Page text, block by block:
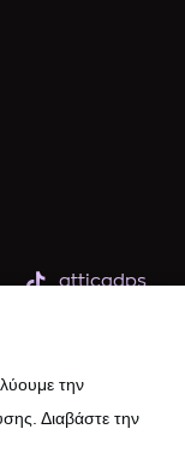
atticadps
την
Διαβάστε την